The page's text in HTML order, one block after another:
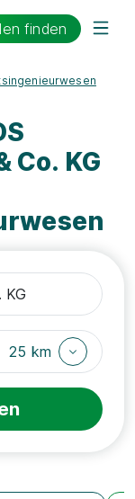
finden
Co. KG
25 km